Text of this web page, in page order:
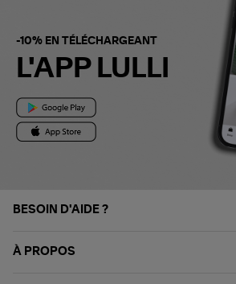
-10% EN TÉLÉCHARGEANT
L'APP LULLI
BESOIN D'AIDE ?
À PROPOS